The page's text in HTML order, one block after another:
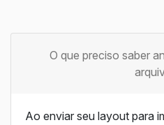
O que preciso saber
Ao enviar seu layout para